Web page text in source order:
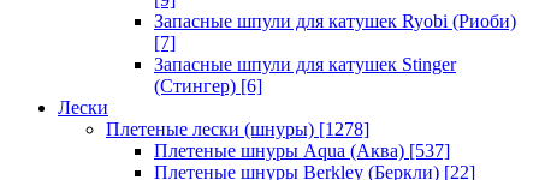
Запасные шпули для катушек Ryobi (Риоби)
[7]
Запасные шпули для катушек Stinger
(Стингер) [6]
Лески
Плетеные лески (шнуры) [1278]
Плетеные шнуры Aqua (Аква) [537]
Плетеные шнуры Berkley (Беркли) [22]